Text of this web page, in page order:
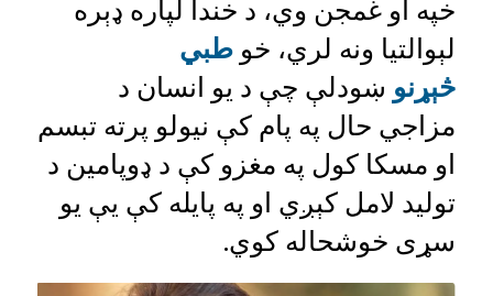
خپه او غمجن وي، د خندا لپاره ډېره
لېوالتیا ونه لري، خو طبي
څېړنو ښودلې چې د یو انسان د
مزاجي حال په پام کې نیولو پرته تبسم
او مسکا کول په مغزو کې د ډوپامین د
تولید لامل کېږي او په پایله کې یې یو
سړی خوشحاله کوي.